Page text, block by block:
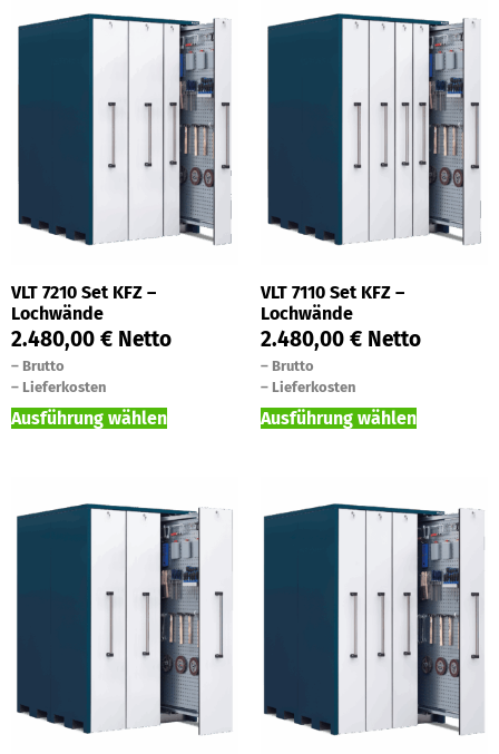
VLT 7210 Set KFZ –
Lochwände
2.480,00 € Netto
– Brutto
– Lieferkosten
Ausführung wählen
VLT 7110 Set KFZ –
Lochwände
2.480,00 € Netto
– Brutto
– Lieferkosten
Ausführung wählen